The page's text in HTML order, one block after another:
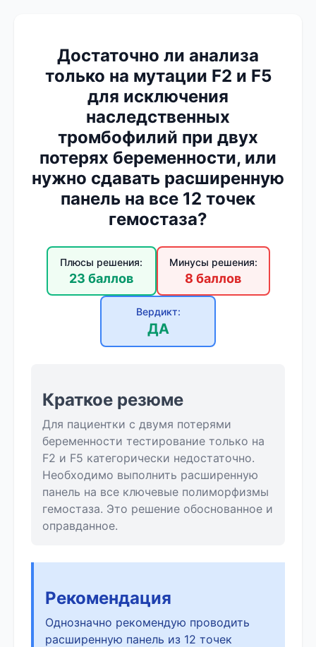
Достаточно ли анализа
только на мутации F2 и F5
для исключения
наследственных
тромбофилий при двух
потерях беременности, или
нужно сдавать расширенную
панель на все 12 точек
гемостаза?
Плюсы решения:
23 баллов
Минусы решения:
8 баллов
Вердикт:
ДА
Краткое резюме
Для пациентки с двумя потерями
беременности тестирование только на
F2 и F5 категорически недостаточно.
Необходимо выполнить расширенную
панель на все ключевые полиморфизмы
гемостаза. Это решение обоснованное и
оправданное.
Рекомендация
Однозначно рекомендую проводить
расширенную панель из 12 точек